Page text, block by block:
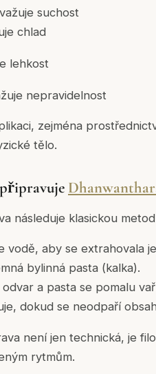
suchost
chlad
lehkost
nepravidelnost
zejména
tělo.
následuje klasickou
vodě, aby se extrahovala
bylinná pasta (kalka).
odvar a pasta se pomalu
dokud se neodpaří
není jen technická, je
rytmům.